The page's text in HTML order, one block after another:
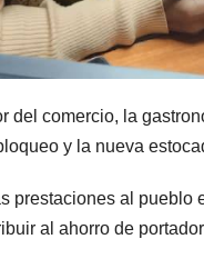
del comercio, la
y la nueva
prestaciones al
al ahorro de